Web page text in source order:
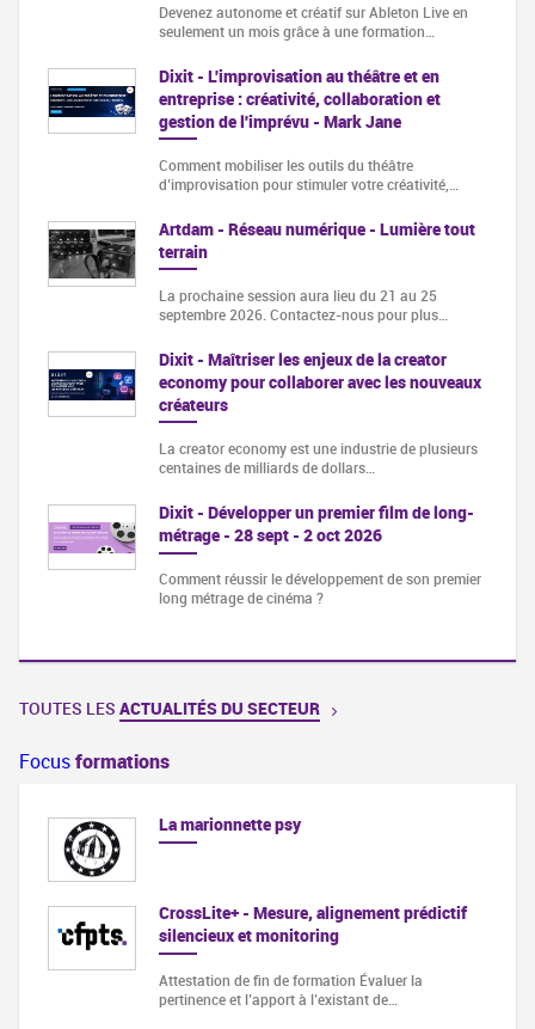
Devenez autonome et créatif sur Ableton Live en
seulement un mois grâce à une formation…
Dixit - L'improvisation au théâtre et en
entreprise : créativité, collaboration et
gestion de l'imprévu - Mark Jane
Comment mobiliser les outils du théâtre
d’improvisation pour stimuler votre créativité,…
Artdam - Réseau numérique - Lumière tout
terrain
La prochaine session aura lieu du 21 au 25
septembre 2026. Contactez-nous pour plus…
Dixit - Maîtriser les enjeux de la creator
economy pour collaborer avec les nouveaux
créateurs
La creator economy est une industrie de plusieurs
centaines de milliards de dollars…
Dixit - Développer un premier film de long-
métrage - 28 sept - 2 oct 2026
Comment réussir le développement de son premier
long métrage de cinéma ?
TOUTES LES ACTUALITÉS DU SECTEUR
Focusformations
La marionnette psy
CrossLite+ - Mesure, alignement prédictif
silencieux et monitoring
Attestation de fin de formation Évaluer la
pertinence et l’apport à l’existant de…